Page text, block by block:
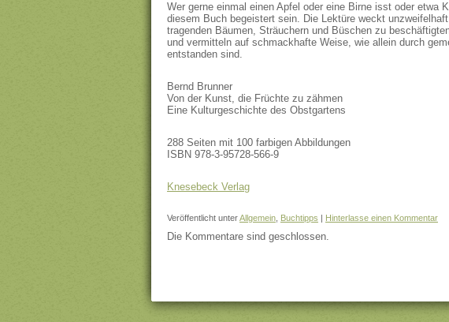
Wer gerne einmal einen Apfel oder eine Birne isst oder etwa
diesem Buch begeistert sein. Die Lektüre weckt
tragenden Bäumen, Sträuchern und Büschen zu
und vermitteln auf schmackhafte Weise, wie allein durch
entstanden sind.
Bernd Brunner
Von der Kunst, die Früchte zu zähmen
Eine Kulturgeschichte des Obstgartens
288 Seiten mit 100 farbigen Abbildungen
ISBN 978-3-95728-566-9
Knesebeck Verlag
Veröffentlicht unterAllgemein Buchtipps Hinterlasse einen Kommentar
Die Kommentare sind geschlossen.